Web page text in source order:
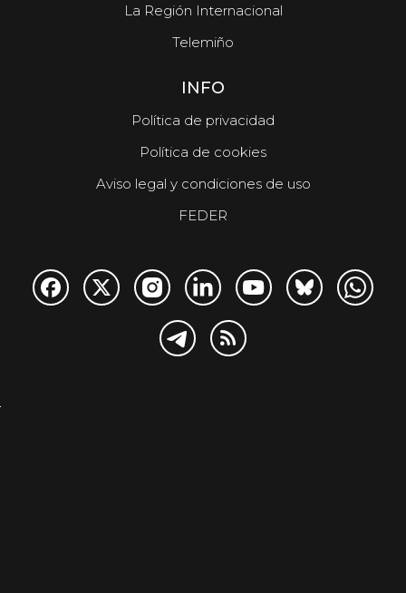
La Región Internacional
Telemiño
INFO
Política de privacidad
Política de cookies
Aviso legal y condiciones de uso
FEDER